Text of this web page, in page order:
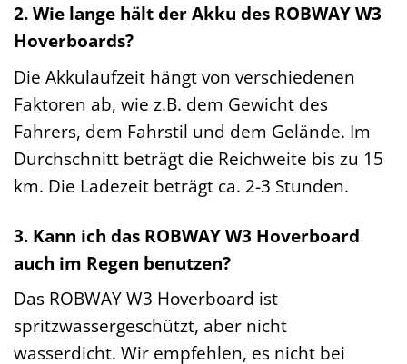
2. Wie lange hält der Akku des ROBWAY W3
Hoverboards?
Die Akkulaufzeit hängt von verschiedenen
Faktoren ab, wie z.B. dem Gewicht des
Fahrers, dem Fahrstil und dem Gelände. Im
Durchschnitt beträgt die Reichweite bis zu 15
km. Die Ladezeit beträgt ca. 2-3 Stunden.
3. Kann ich das ROBWAY W3 Hoverboard
auch im Regen benutzen?
Das ROBWAY W3 Hoverboard ist
spritzwassergeschützt, aber nicht
wasserdicht. Wir empfehlen, es nicht bei